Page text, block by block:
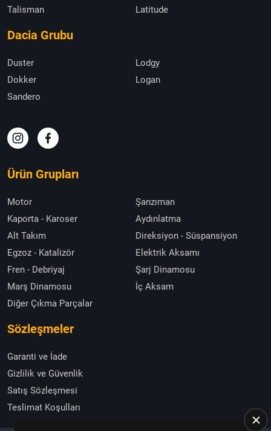
Talisman
Latitude
Dacia Grubu
Duster
Lodgy
Dokker
Logan
Sandero
Ürün Grupları
Motor
Şanzıman
Kaporta - Karoser
Aydınlatma
Alt Takım
Direksiyon - Süspansiyon
Egzoz - Katalizör
Elektrik Aksamı
Fren - Debriyaj
Şarj Dinamosu
Marş Dinamosu
İç Aksam
Diğer Çıkma Parçalar
Sözleşmeler
Garanti ve İade
Gizlilik ve Güvenlik
Satış Sözleşmesi
Teslimat Koşulları